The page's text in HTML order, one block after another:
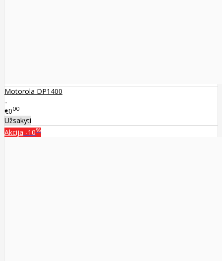
Motorola DP1400
..
€000
Užsakyti
Akcija -10%